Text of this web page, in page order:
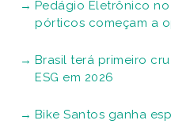
Pedágio Eletrônico
pórticos começam a
Brasil terá primeiro
ESG em 2026
Bike Santos ganha